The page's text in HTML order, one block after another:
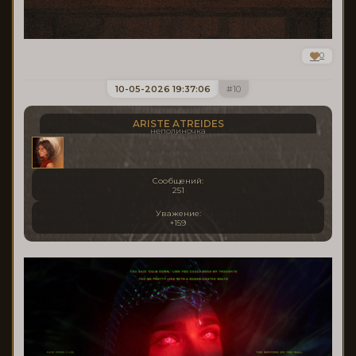
0
10
10-05-2026 19:37:06
ARISTE ATREIDES
неполиночка
Сообщений:
251
Уважение:
+159